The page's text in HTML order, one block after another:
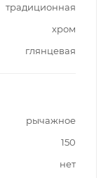
традиционная
хром
глянцевая
рычажное
150
нет